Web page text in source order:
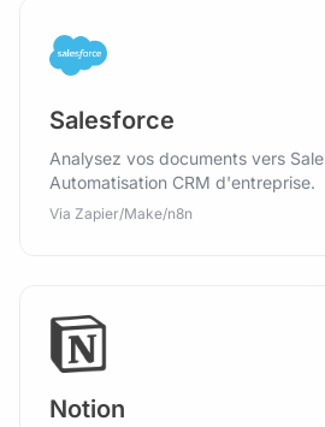
Salesforce
Analysez vos documents vers
Automatisation CRM d'entreprise.
Via Zapier/Make/n8n
Notion